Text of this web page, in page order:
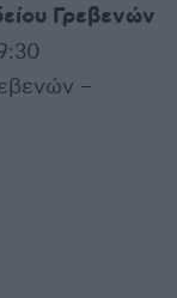
Γρεβενών
–